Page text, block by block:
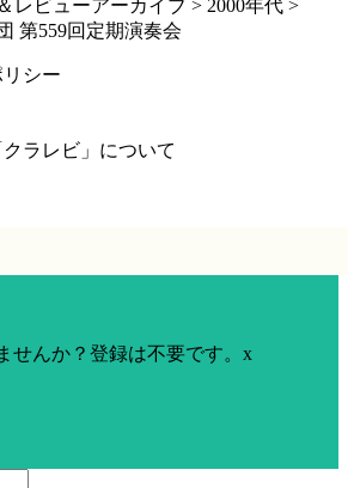
レビューアーカイブ > 2000年代 >
第559回定期演奏会
シー
ラレビ」について
せんか？登録は不要です。 x